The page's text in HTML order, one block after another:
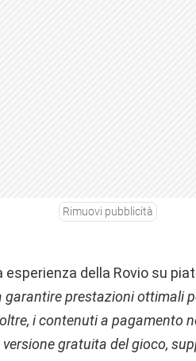
Rimuovi pubblicità
esperienza della Rovio su
prestazioni ottimali
i contenuti a pagamento
gratuita del gioco,